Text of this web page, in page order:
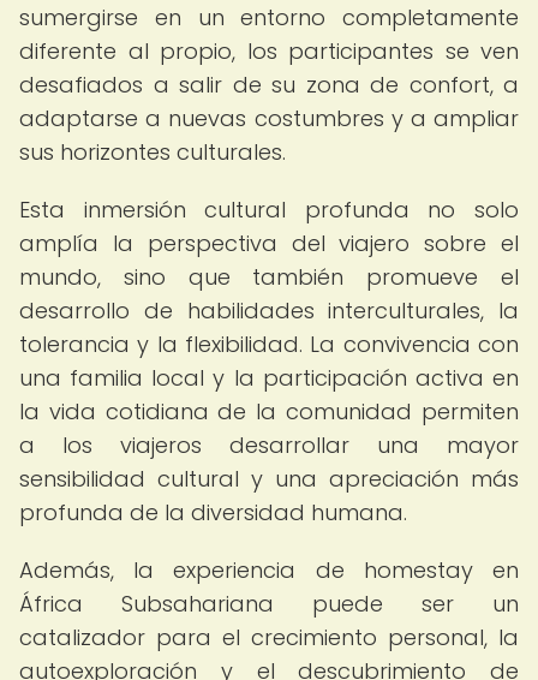
sumergirse en un entorno completamente
diferente al propio, los participantes se ven
desafiados a salir de su zona de confort, a
adaptarse a nuevas costumbres y a ampliar
sus horizontes culturales.
Esta inmersión cultural profunda no solo
amplía la perspectiva del viajero sobre el
mundo, sino que también promueve el
desarrollo de habilidades interculturales, la
tolerancia y la flexibilidad. La convivencia con
una familia local y la participación activa en
la vida cotidiana de la comunidad permiten
a los viajeros desarrollar una mayor
sensibilidad cultural y una apreciación más
profunda de la diversidad humana.
Además, la experiencia de homestay en
África Subsahariana puede ser un
catalizador para el crecimiento personal, la
autoexploración y el descubrimiento de